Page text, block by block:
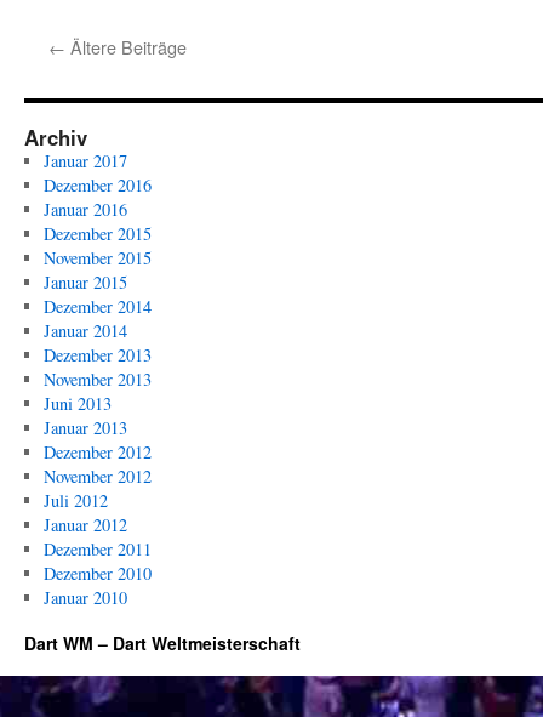
Ergebnisse
← Ältere Beiträge
Archiv
Januar 2017
Dezember 2016
Januar 2016
Dezember 2015
November 2015
Januar 2015
Dezember 2014
Januar 2014
Dezember 2013
November 2013
Juni 2013
Januar 2013
Dezember 2012
November 2012
Juli 2012
Januar 2012
Dezember 2011
Dezember 2010
Januar 2010
Dart WM – Dart Weltmeisterschaft